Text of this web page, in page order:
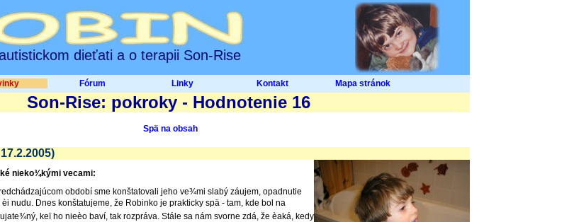
dieťati a o terapii Son-Rise
Fórum Linky Kontakt Mapa stránok
Son-Rise: pokroky - Hodnotenie 16
Spä na obsah
nieko¾kými vecami:
období sme konštatovali jeho ve¾mi slabý záujem, opadnutie
nudu. Dnes konštatujeme, že Robinko je prakticky spä - tam, kde bol na
keï ho nieèo baví, tak rozpráva. Stále sa nám svorne zdá, že èaká, kedy